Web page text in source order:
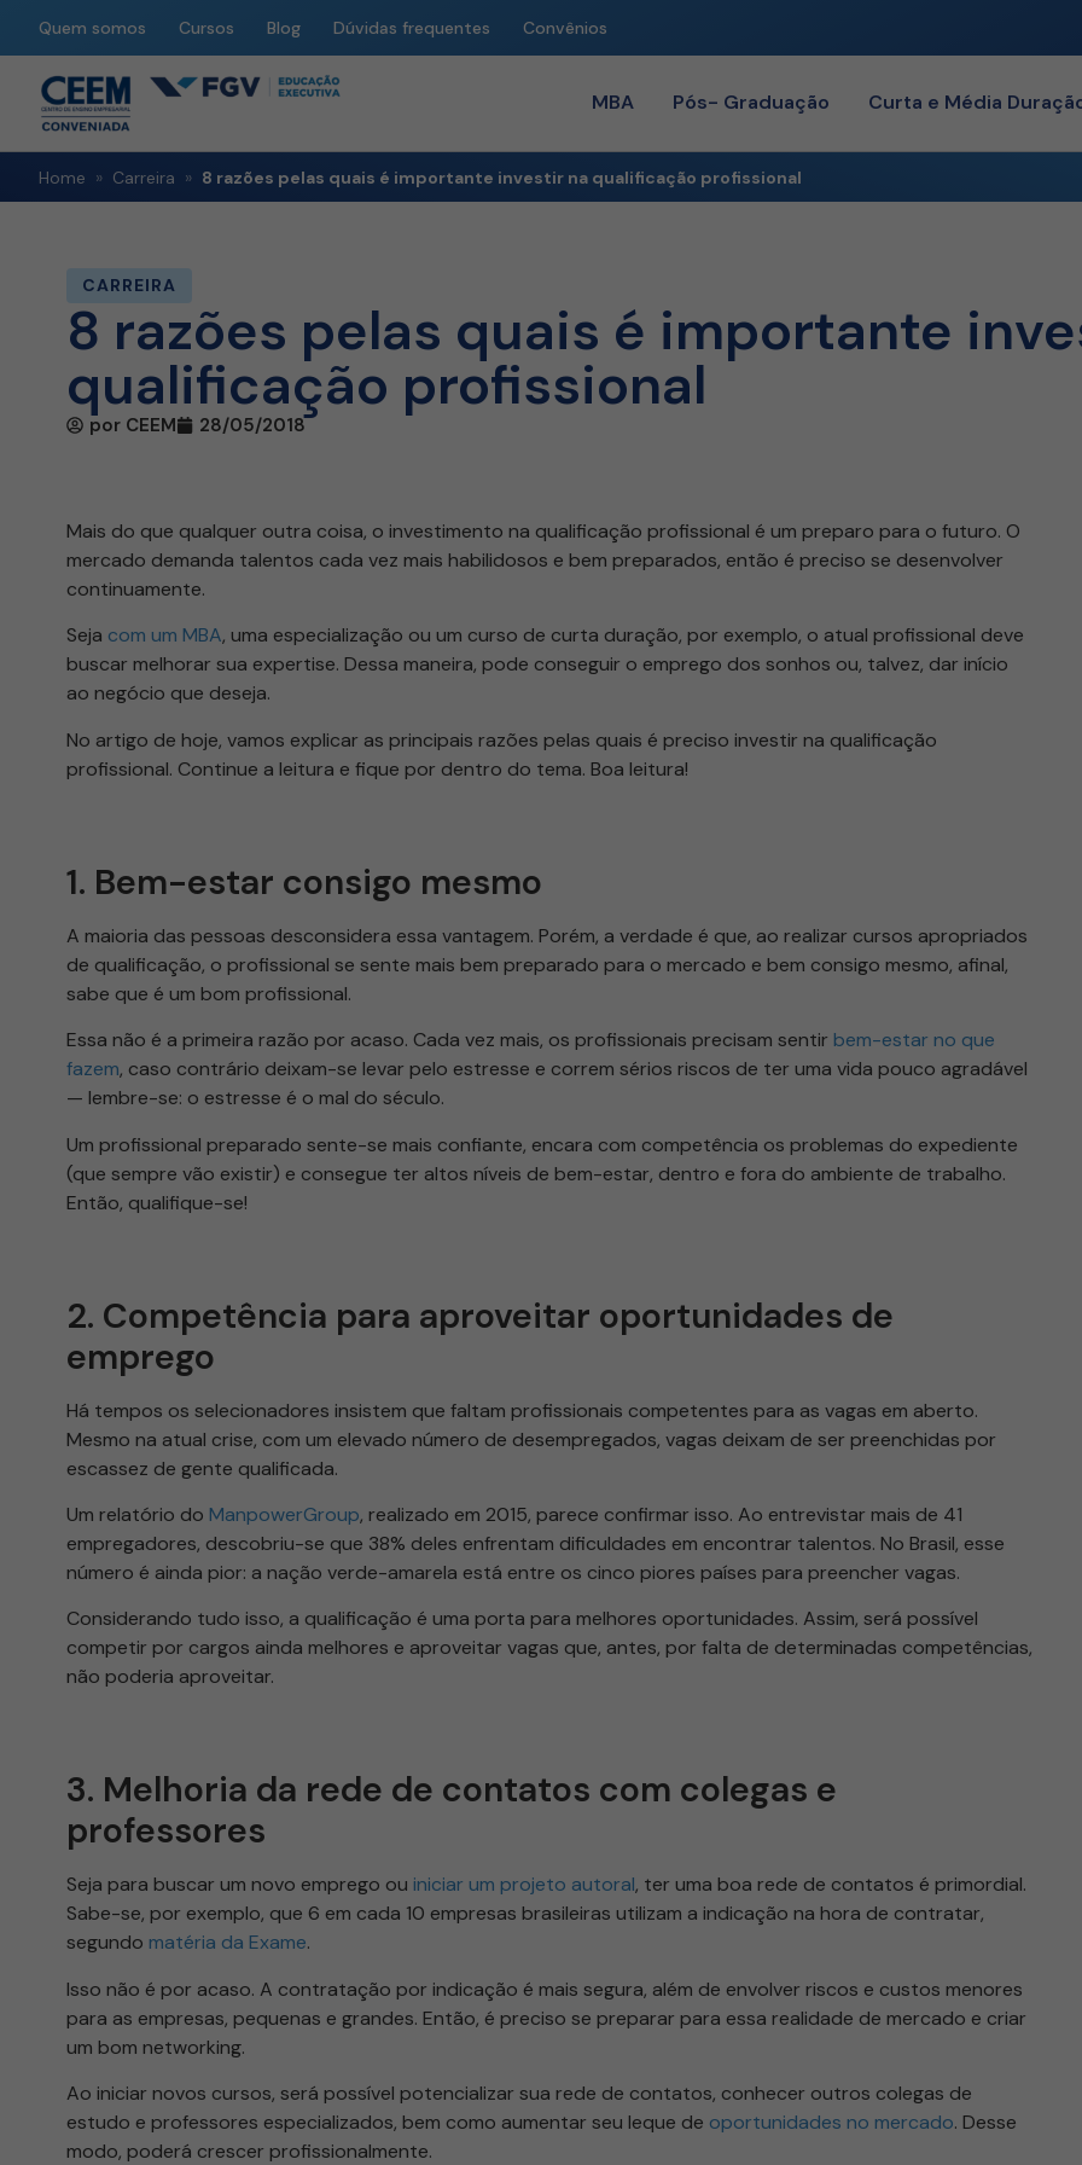
Quem somos Cursos Blog Dúvidas frequentes Convênios
MBA Pós- Graduação Curta e Média
Home » Carreira » 8 razões pelas quais é importante investir na qualificação profissional
CARREIRA
8 razões pelas quais é importante
qualificação profissional
por CEEM 28/05/2018
Mais do que qualquer outra coisa, o investimento na qualificação profissional é um preparo para o futuro. O
mercado demanda talentos cada vez mais habilidosos e bem preparados, então é preciso se desenvolver
continuamente.
Seja com um MBA, uma especialização ou um curso de curta duração, por exemplo, o atual profissional deve
buscar melhorar sua expertise. Dessa maneira, pode conseguir o emprego dos sonhos ou, talvez, dar início
ao negócio que deseja.
No artigo de hoje, vamos explicar as principais razões pelas quais é preciso investir na qualificação
profissional. Continue a leitura e fique por dentro do tema. Boa leitura!
1. Bem-estar consigo mesmo
A maioria das pessoas desconsidera essa vantagem. Porém, a verdade é que, ao realizar cursos apropriados
de qualificação, o profissional se sente mais bem preparado para o mercado e bem consigo mesmo, afinal,
sabe que é um bom profissional.
Essa não é a primeira razão por acaso. Cada vez mais, os profissionais precisam sentir bem-estar no que
fazem, caso contrário deixam-se levar pelo estresse e correm sérios riscos de ter uma vida pouco agradável
— lembre-se: o estresse é o mal do século.
Um profissional preparado sente-se mais confiante, encara com competência os problemas do expediente
(que sempre vão existir) e consegue ter altos níveis de bem-estar, dentro e fora do ambiente de trabalho.
Então, qualifique-se!
2. Competência para aproveitar oportunidades de
emprego
Há tempos os selecionadores insistem que faltam profissionais competentes para as vagas em aberto.
Mesmo na atual crise, com um elevado número de desempregados, vagas deixam de ser preenchidas por
escassez de gente qualificada.
Um relatório do ManpowerGroup, realizado em 2015, parece confirmar isso. Ao entrevistar mais de 41
empregadores, descobriu-se que 38% deles enfrentam dificuldades em encontrar talentos. No Brasil, esse
número é ainda pior: a nação verde-amarela está entre os cinco piores países para preencher vagas.
Considerando tudo isso, a qualificação é uma porta para melhores oportunidades. Assim, será possível
competir por cargos ainda melhores e aproveitar vagas que, antes, por falta de determinadas competências,
não poderia aproveitar.
3. Melhoria da rede de contatos com colegas e
professores
Seja para buscar um novo emprego ou iniciar um projeto autoral, ter uma boa rede de contatos é primordial.
Sabe-se, por exemplo, que 6 em cada 10 empresas brasileiras utilizam a indicação na hora de contratar,
segundo matéria da Exame.
Isso não é por acaso. A contratação por indicação é mais segura, além de envolver riscos e custos menores
para as empresas, pequenas e grandes. Então, é preciso se preparar para essa realidade de mercado e criar
um bom networking.
Ao iniciar novos cursos, será possível potencializar sua rede de contatos, conhecer outros colegas de
estudo e professores especializados, bem como aumentar seu leque de oportunidades no mercado. Desse
modo, poderá crescer profissionalmente.